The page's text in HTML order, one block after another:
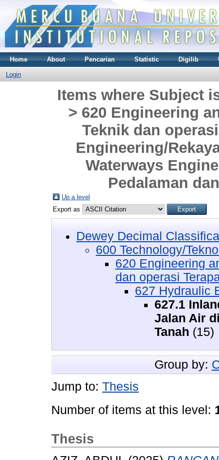
Home About Pencarian Statistic Digilib
Login
Items where Subject
> 620 Engineering
Teknik dan
Engineering/
Waterways
Pedalaman
Up a level
Export as
Dewey Decimal
600 Technology/
620 Engineering
dan operasi
627 Hydraulic
627.1
Jalan Air
Tanah (15)
Group by:
Jump to: Thesis
Number of items at this level:
Thesis